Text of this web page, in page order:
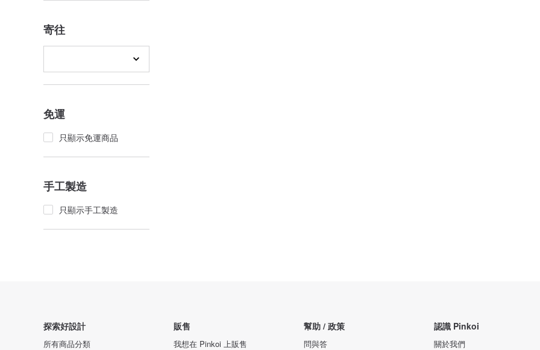
寄往
免運
只顯示免運商品
手工製造
只顯示手工製造
探索好設計
所有商品分類
販售
我想在 Pinkoi 上販售
幫助 / 政策
問與答
認識 Pinkoi
關於我們